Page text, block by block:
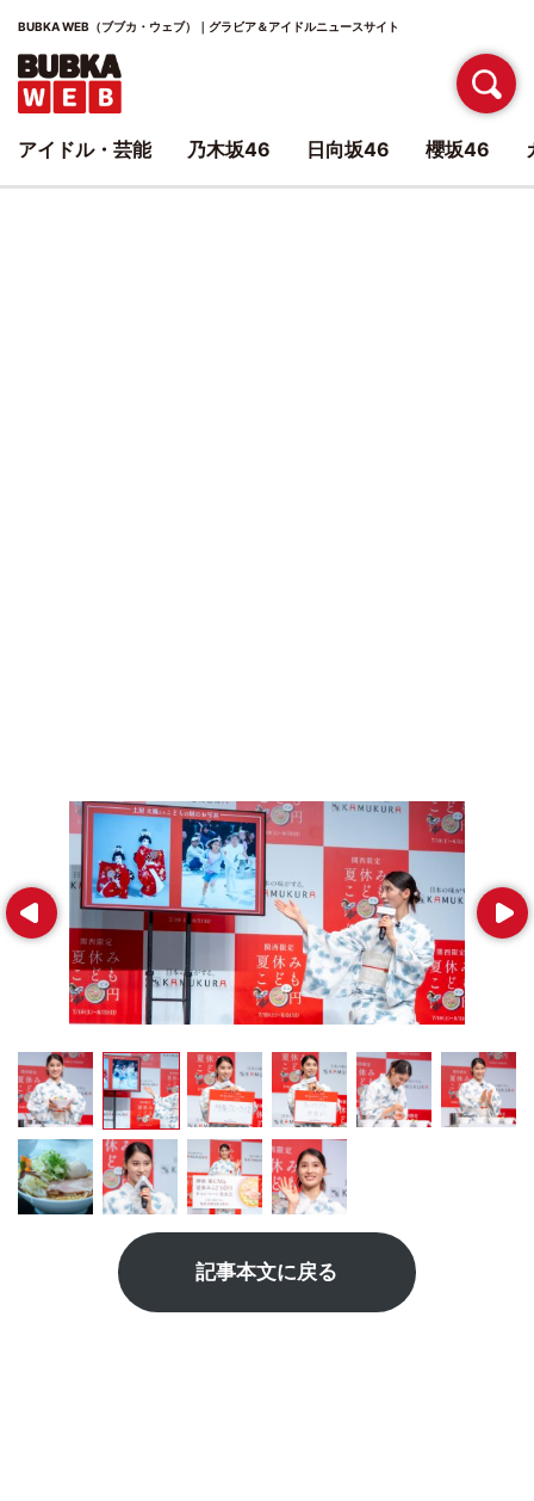
BUBKA WEB（ブブカ・ウェブ）｜グラビア＆アイドルニュースサイト
Prev Next
記事本文に戻る
アイドル・芸能 乃木坂46 日向坂46 櫻坂46